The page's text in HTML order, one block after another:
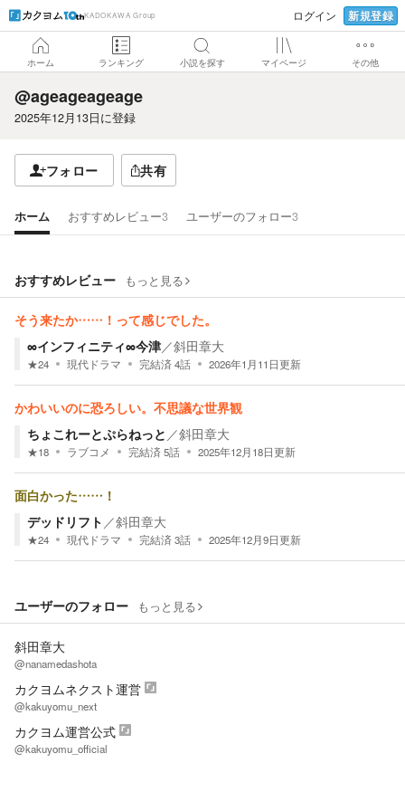
KADOKAWA Group ログイン 新規登録
ホーム ランキング 小説を探す マイページ その他
@ageageageage
2025年12月13日に登録
フォロー 共有
ホーム おすすめレビュー3 ユーザーのフォロー3
おすすめレビュー もっと見る
そう来たか……！って感じでした。
∞インフィニティ∞今津／斜田章大
★24 現代ドラマ 完結済4話 2026年1月11日更新
かわいいのに恐ろしい。不思議な世界観
ちょこれーとぷらねっと ／斜田章大
★18 ラブコメ 完結済5話 2025年12月18日更新
面白かった……！
デッドリフト ／斜田章大
★24 現代ドラマ 完結済3話 2025年12月9日更新
ユーザーのフォロー もっと見る
斜田章大
@nanamedashota
カクヨムネクスト運営
@kakuyomu_next
カクヨム運営公式
@kakuyomu_official